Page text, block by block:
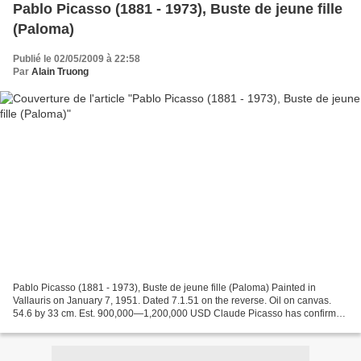
Pablo Picasso (1881 - 1973), Buste de jeune fille
(Paloma)
Publié le 02/05/2009 à 22:58
Par Alain Truong
Pablo Picasso (1881 - 1973), Buste de jeune fille (Paloma) Painted in
Vallauris on January 7, 1951. Dated 7.1.51 on the reverse. Oil on canvas.
54.6 by 33 cm. Est. 900,000—1,200,000 USD Claude Picasso has confirmed